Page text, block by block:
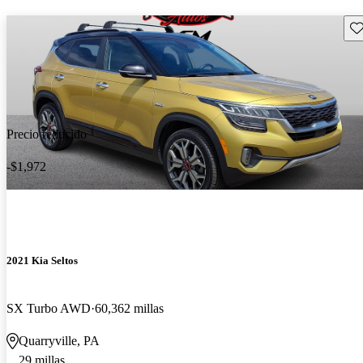
Precio reducido
-$1,972
2021 Kia Seltos
SX Turbo AWD 60,362 millas
Quarryville, PA